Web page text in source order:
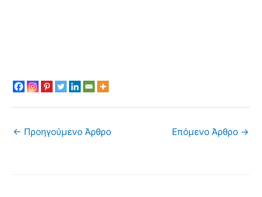
← Προηγούμενο Άρθρο Επόμενο Άρθρο →